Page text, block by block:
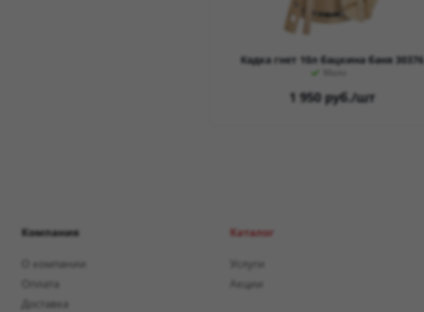
Кадка гнет 10л бацкина баня 30376
1 950руб./шт
Компания
О компании
Оплата
Доставка
Каталог
Услуги
Акции